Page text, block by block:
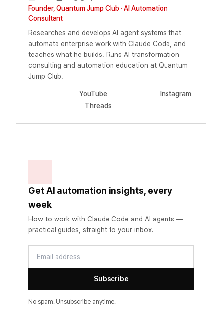
Founder, Quantum Jump Club · AI Automation
Consultant
Researches and develops AI agent systems that
automate enterprise work with Claude Code, and
teaches what he builds. Runs AI transformation
consulting and automation education at Quantum
Jump Club.
YouTube
Instagram
Threads
Get AI automation insights, every
week
How to work with Claude Code and AI agents —
practical guides, straight to your inbox.
Subscribe
No spam. Unsubscribe anytime.